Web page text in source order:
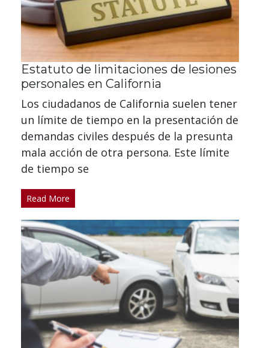
Estatuto de limitaciones de lesiones
personales en California
Los ciudadanos de California suelen tener
un límite de tiempo en la presentación de
demandas civiles después de la presunta
mala acción de otra persona. Este límite
de tiempo se
Read More